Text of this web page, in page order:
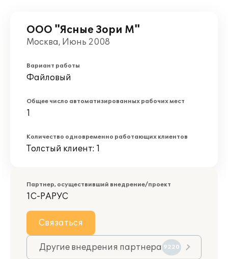
ООО "Ясные Зори М"
Москва, Июнь 2008
Вариант работы
Файловый
Общее число автоматизированных рабочих мест
1
Количество одновременно работающих клиентов
Толстый клиент: 1
Партнер, осуществивший внедрение/проект
1С-РАРУС
Связаться
Другие внедрения партнера 9220